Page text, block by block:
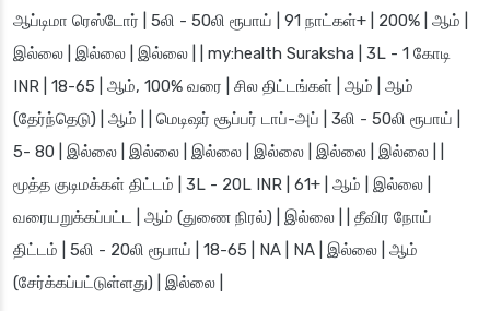
ஆப்டிமா ரெஸ்டோர் | 5லி - 50லி ரூபாய் | 91 நாட்கள்+ | 200% | ஆம் |
இல்லை | இல்லை | இல்லை | | my:health Suraksha | 3L - 1 கோடி
INR | 18-65 | ஆம், 100% வரை | சில திட்டங்கள் | ஆம் | ஆம்
(தேர்ந்தெடு) | ஆம் | | மெடிஷர் சூப்பர் டாப்-அப் | 3லி - 50லி ரூபாய் |
5- 80 | இல்லை | இல்லை | இல்லை | இல்லை | இல்லை | இல்லை | |
மூத்த குடிமக்கள் திட்டம் | 3L - 20L INR | 61+ | ஆம் | இல்லை |
வரையறுக்கப்பட்ட | ஆம் (துணை நிரல்) | இல்லை | | தீவிர நோய்
திட்டம் | 5லி - 20லி ரூபாய் | 18-65 | NA | NA | இல்லை | ஆம்
(சேர்க்கப்பட்டுள்ளது) | இல்லை |